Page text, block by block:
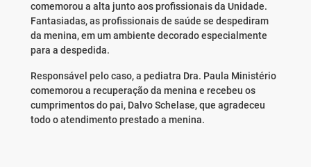
comemorou a alta junto aos profissionais da Unidade.
Fantasiadas, as profissionais de saúde se despediram
da menina, em um ambiente decorado especialmente
para a despedida.
Responsável pelo caso, a pediatra Dra. Paula Ministério
comemorou a recuperação da menina e recebeu os
cumprimentos do pai, Dalvo Schelase, que agradeceu
todo o atendimento prestado a menina.